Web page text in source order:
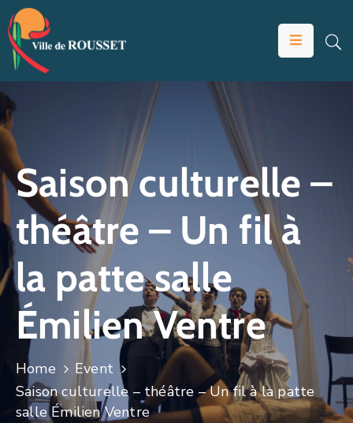
VOTRE
À
ROUSSET
ÉDUCATION
ET
JEUNESSE
SOLIDARITÉS
ÉCONOMIE
ANIMATION
CULTURE
SPORTS
Saison culturelle –
théâtre – Un fil à
la patte salle
Émilien Ventre
Home
Event
Saison culturelle – théâtre – Un fil à la patte
salle Émilien Ventre